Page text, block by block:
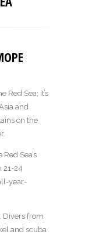
Red Sea; it’s
and
on the
Sea’s
21-24
year-
Divers from
and scuba